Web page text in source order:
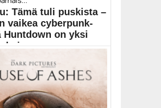
Tämä tuli puskista –
vaikea cyberpunk-
Huntdown on yksi
Huntdownin cyberpunkia
kaduilla marssivat...